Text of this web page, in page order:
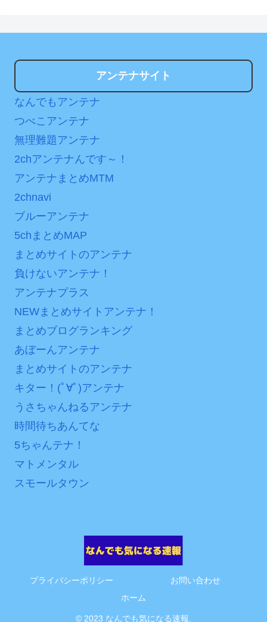
もはこの絵の意味がすぐに
日本が北朝鮮に辛勝し二
は采配に辛辣「おそろしい
内容の後半」「今日の森保
はチキン」
七ツ森りり ご令嬢と召使
いの禁断の恋…1日だけ許さ
たすら愛し合う。
Powered by livedoor 相
互RSS
海外「日本よ、お前がナ
ンバーワンだ」 熊本地震直
ァン衝撃
アンテナサイト
なんでもアンテナ
つべこアンテナ
無理難題アンテナ
2chアンテナんです～！
アンテナまとめMTM
2chnavi
ブルーアンテナ
5chまとめMAP
まとめサイトのアンテナ
負けないアンテナ！
アンテナプラス
NEWまとめサイトアンテナ！
まとめブログランキング
あぼーんアンテナ
まとめサイトのアンテナ
キター！(ﾟ∀ﾟ)アンテナ
うさちゃんねるアンテナ
時間待ちあんてな
5ちゃんテナ！
マトメンタル
スモールタウン
プライバシーポリシー
お問い合わせ
ホーム
© 2023 なんでも気になる速報.